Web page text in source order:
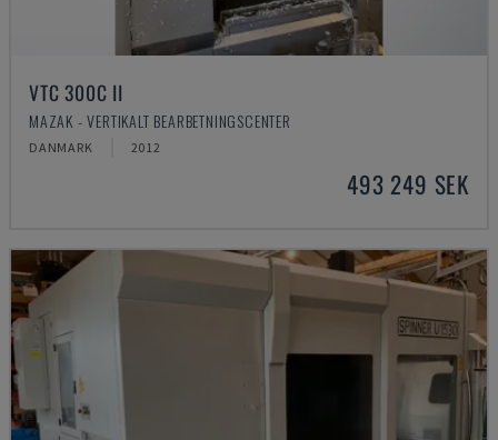
VTC 300C II
MAZAK - VERTIKALT BEARBETNINGSCENTER
DANMARK 2012
493 249 SEK